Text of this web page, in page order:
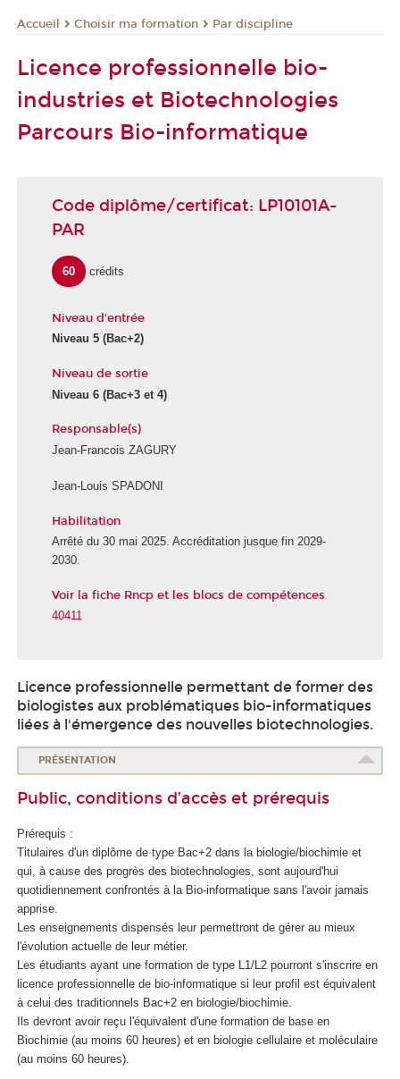
Accueil Choisir ma formation Par discipline
Licence professionnelle bio-
industries et Biotechnologies
Parcours Bio-informatique
Code diplôme/certificat: LP10101A-
PAR
60 crédits
Niveau d'entrée
Niveau 5 (Bac+2)
Niveau de sortie
Niveau 6 (Bac+3 et 4)
Responsable(s)
Jean-Francois ZAGURY
Jean-Louis SPADONI
É
c
o
e
d
S
a
n
t
é
É
c
o
e
d
m
é
r
i
q
e
t
d
e
l
'
I
A
Habilitation
Arrêté du 30 mai 2025. Accréditation jusque fin 2029-
2030.
Voir la fiche Rncp et les blocs de compétences
40411
Licence professionnelle permettant de former des
biologistes aux problématiques bio-informatiques
liées à l'émergence des nouvelles biotechnologies.
PRÉSENTATION
Public, conditions d’accès et prérequis
Prérequis :
Titulaires d'un diplôme de type Bac+2 dans la biologie/biochimie et
qui, à cause des progrès des biotechnologies, sont aujourd'hui
quotidiennement confrontés à la Bio-informatique sans l'avoir jamais
apprise.
Les enseignements dispensés leur permettront de gérer au mieux
l'évolution actuelle de leur métier.
Les étudiants ayant une formation de type L1/L2 pourront s'inscrire en
licence professionnelle de bio-informatique si leur profil est équivalent
à celui des traditionnels Bac+2 en biologie/biochimie.
Ils devront avoir reçu l'équivalent d'une formation de base en
Biochimie (au moins 60 heures) et en biologie cellulaire et moléculaire
(au moins 60 heures).